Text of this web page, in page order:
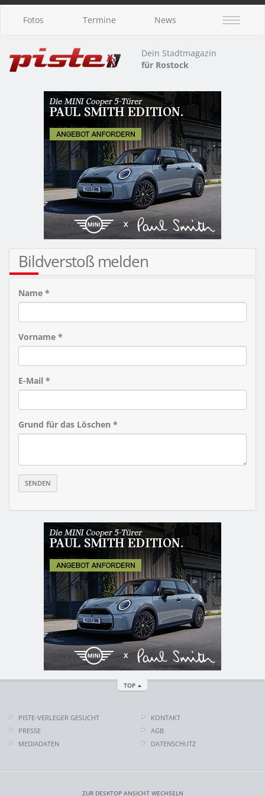
Fotos Termine News
Dein Stadtmagazin
für Rostock
Bildverstoß melden
Name *
Vorname *
E-Mail *
Grund für das Löschen *
TOP
PISTE-VERLEGER GESUCHT
PRESSE
MEDIADATEN
KONTAKT
AGB
DATENSCHUTZ
ZUR DESKTOP ANSICHT WECHSELN